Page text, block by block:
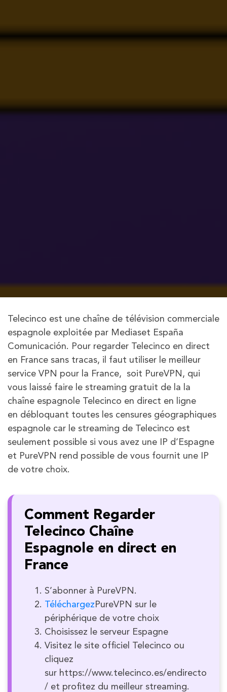
Telecinco est une chaîne de télévision commerciale
espagnole exploitée par Mediaset España
Comunicación. Pour regarder Telecinco en direct
en France sans tracas, il faut utiliser le meilleur
service VPN pour la France, soit PureVPN, qui
vous laissé faire le streaming gratuit de la la
chaîne espagnole Telecinco en direct en ligne
en débloquant toutes les censures géographiques
espagnole car le streaming de Telecinco est
seulement possible si vous avez une IP d’Espagne
et PureVPN rend possible de vous fournit une IP
de votre choix.
Comment Regarder
Telecinco Chaîne
Espagnole en direct en
France
S’abonner à PureVPN.
Téléchargez PureVPN sur le
périphérique de votre choix
Choisissez le serveur Espagne
Visitez le site officiel Telecinco ou
cliquez
sur https://www.telecinco.es/endirecto
/ et profitez du meilleur streaming.